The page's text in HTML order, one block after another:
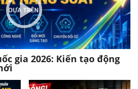
gia 2026: Kiến tạo động